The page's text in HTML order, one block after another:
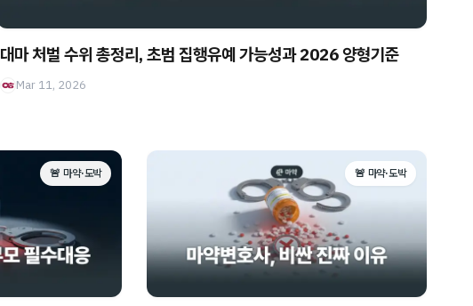
대마 처벌 수위 총정리, 초범 집행유예 가능성과 2026 양형기준
Mar 11, 2026
🚨 마약·도박 🚨 마약·도박